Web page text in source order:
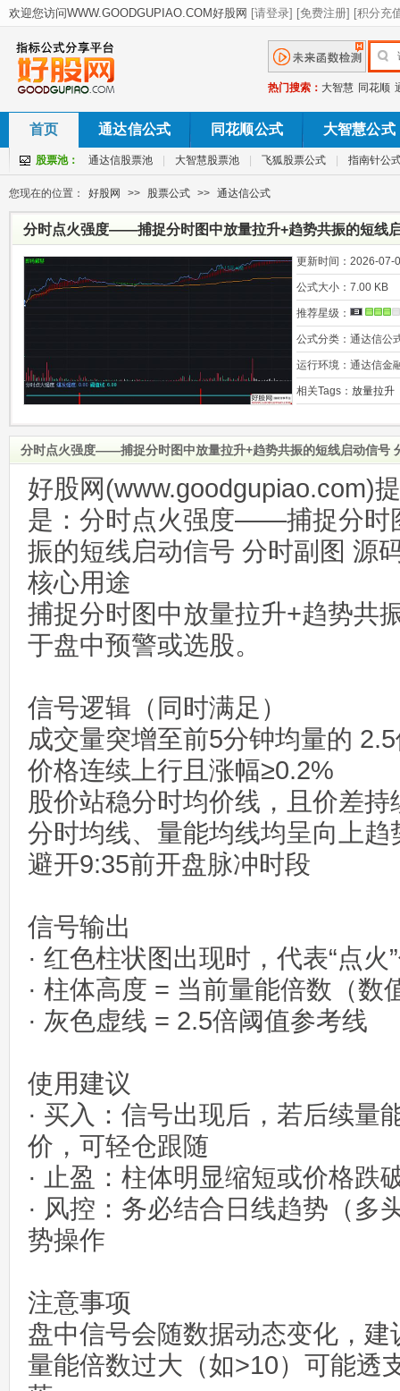
热门搜索： 大智慧 同花顺
首页 通达信公式 同花顺公式 大智慧公式
股票池： 通达信股票池 大智慧股票池 飞狐股票公式 指南针公
您现在的位置： 好股网 >> 股票公式 >> 通达信公式
分时点火强度——捕捉分时图中放量拉升+趋势共振的短线
源码
更新时间： 2026-07-
公式大小： 7.00 KB
推荐星级：
公式分类： 通达信公
运行环境： 通达信金
相关Tags： 放量拉升
分时点火强度——捕捉分时图中放量拉升+趋势共振的短线启动信号
好股网(www.goodgupiao.com)
是：分时点火强度——捕捉分时
振的短线启动信号 分时副图 源
核心用途
捕捉分时图中放量拉升+趋势共
于盘中预警或选股。
信号逻辑（同时满足）
成交量突增至前5分钟均量的
价格连续上行且涨幅≥0.2%
股价站稳分时均价线，且价差持
分时均线、量能均线均呈向上趋
避开9:35前开盘脉冲时段
信号输出
· 红色柱状图出现时，代表“点火
· 柱体高度 = 当前量能倍数（数
· 灰色虚线 = 2.5倍阈值参考线
使用建议
· 买入：信号出现后，若后续量
价，可轻仓跟随
· 止盈：柱体明显缩短或价格跌
· 风控：务必结合日线趋势（多
势操作
注意事项
盘中信号会随数据动态变化，
量能倍数过大（如>10）可能透